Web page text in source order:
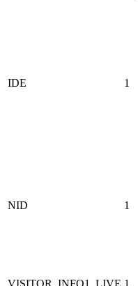
IDE 1
NID 1
VISITOR_INFO1_LIVE 1